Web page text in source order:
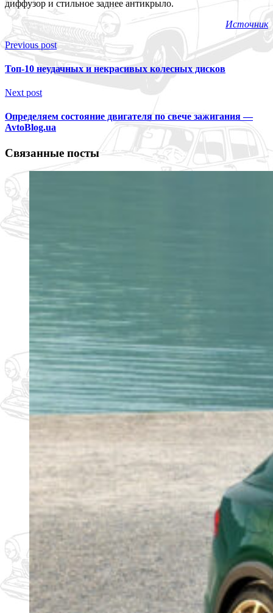
диффузор и стильное заднее антикрыло.
Источник
Previous post
Топ-10 неудачных и некрасивых колесных дисков
Next post
Определяем состояние двигателя по свече зажигания —
AvtoBlog.ua
Связанные посты